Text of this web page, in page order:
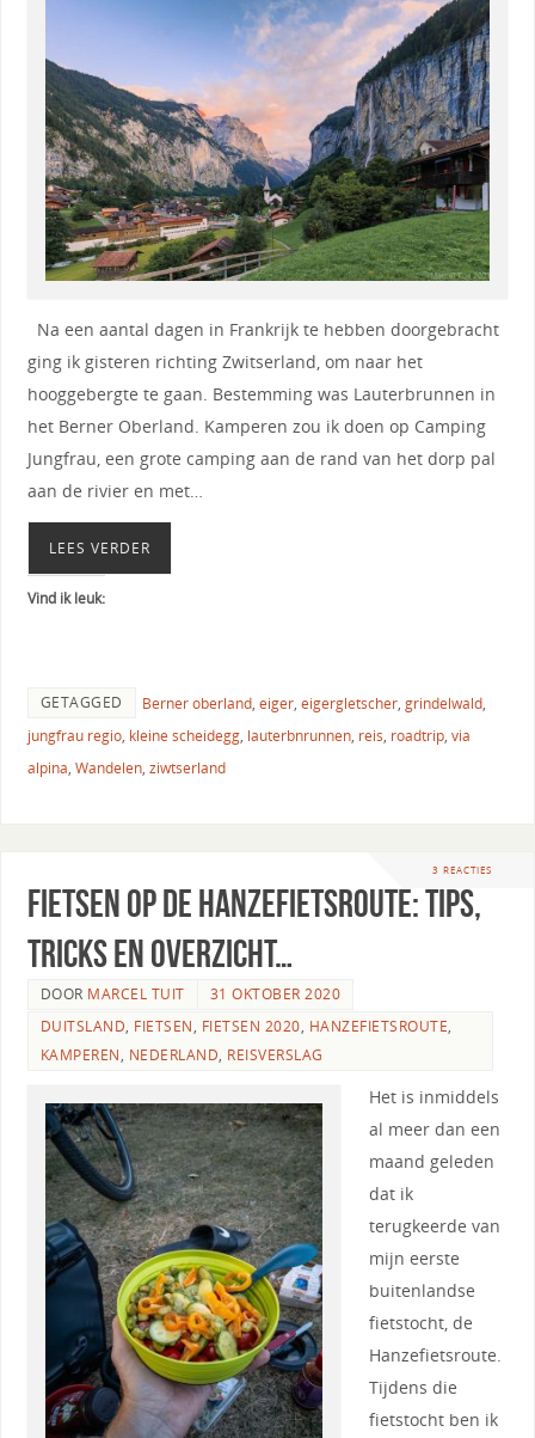
Na een aantal dagen in Frankrijk te hebben doorgebracht
ging ik gisteren richting Zwitserland, om naar het
hooggebergte te gaan. Bestemming was Lauterbrunnen in
het Berner Oberland. Kamperen zou ik doen op Camping
Jungfrau, een grote camping aan de rand van het dorp pal
aan de rivier en met…
LEES VERDER
Vind ik leuk:
GETAGGED Berner oberland, eiger, eigergletscher, grindelwald,
jungfrau regio, kleine scheidegg, lauterbnrunnen, reis, roadtrip, via
alpina, Wandelen, ziwtserland
3 REACTIES
Fietsen op de Hanzefietsroute: tips,
tricks en overzicht…
DOOR MARCEL TUIT
31 OKTOBER 2020
DUITSLAND, FIETSEN, FIETSEN 2020, HANZEFIETSROUTE,
KAMPEREN, NEDERLAND, REISVERSLAG
Het is inmiddels
al meer dan een
maand geleden
dat ik
terugkeerde van
mijn eerste
buitenlandse
fietstocht, de
Hanzefietsroute.
Tijdens die
fietstocht ben ik